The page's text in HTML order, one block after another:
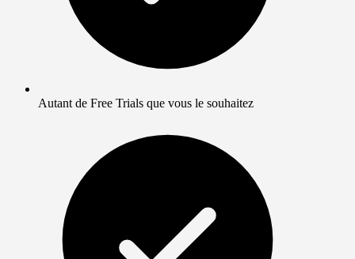
Autant de Free Trials que vous le souhaitez